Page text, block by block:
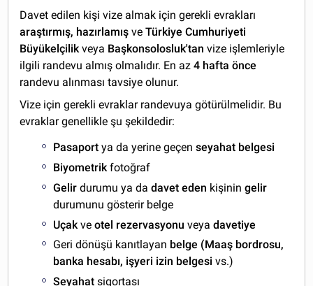
Davet edilen kişi vize almak için gerekli evrakları
araştırmış, hazırlamış veTürkiye Cumhuriyeti
Büyükelçilikveya Başkonsolosluk'tan vize işlemleriyle
ilgili randevu almış olmalıdır. En az4 hafta önce
randevu alınması tavsiye olunur.
Vize için gerekli evraklar randevuya götürülmelidir. Bu
evraklar genellikle şu şekildedir:
Pasaport ya da yerine geçenseyahat belgesi
Biyometrikfotoğraf
Gelir durumu ya dadavet eden kişiningelir
durumunu gösterir belge
Uçak veotel rezervasyonu veyadavetiye
Geri dönüşü kanıtlayan belge (Maaş bordrosu,
banka hesabı, işyeri izin belgesi vs.)
Seyahat sigortası